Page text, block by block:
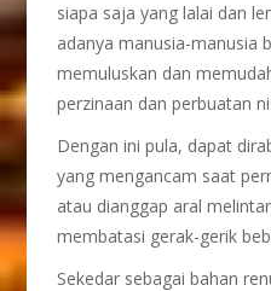
siapa saja yang lalai dan
adanya manusia-manusia
memuluskan dan
perzinaan dan perbuatan
Dengan ini pula, dapat
yang mengancam saat
atau dianggap aral
membatasi gerak-gerik
Sekedar sebagai bahan